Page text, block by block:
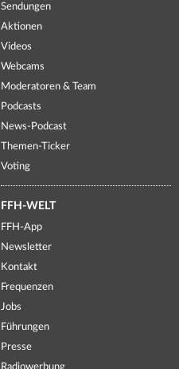
Sendungen
Aktionen
Videos
Webcams
Moderatoren & Team
Podcasts
News-Podcast
Themen-Ticker
Voting
FFH-WELT
FFH-App
Newsletter
Kontakt
Frequenzen
Jobs
Führungen
Presse
Radiowerbung